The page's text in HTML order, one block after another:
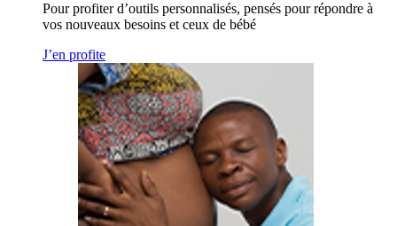
Pour profiter d’outils personnalisés, pensés pour répondre à
vos nouveaux besoins et ceux de bébé
J’en profite